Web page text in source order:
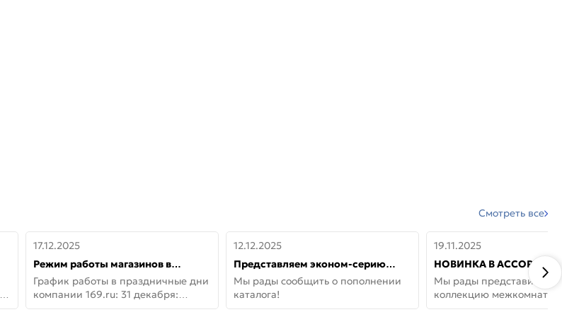
Смотреть все
17.12.2025
Режим работы магазинов в
праздничные дни с 31 декабря по
11 января
График работы в праздничные дни
компании 169.ru: 31 декабря:
Заказы, самовывоз и доставки —
12.12.2025
Представляем эконом-серию
дверей от бренда Portika, где цена
не значит «просто»
Мы рады сообщить о пополнении
каталога!
19.11.2025
НОВИНКА В
ДВЕРИ GLOSSMAT —
НЕОКЛАССИКА И УЮТ
Мы рады представить
коллекцию
GlossMat